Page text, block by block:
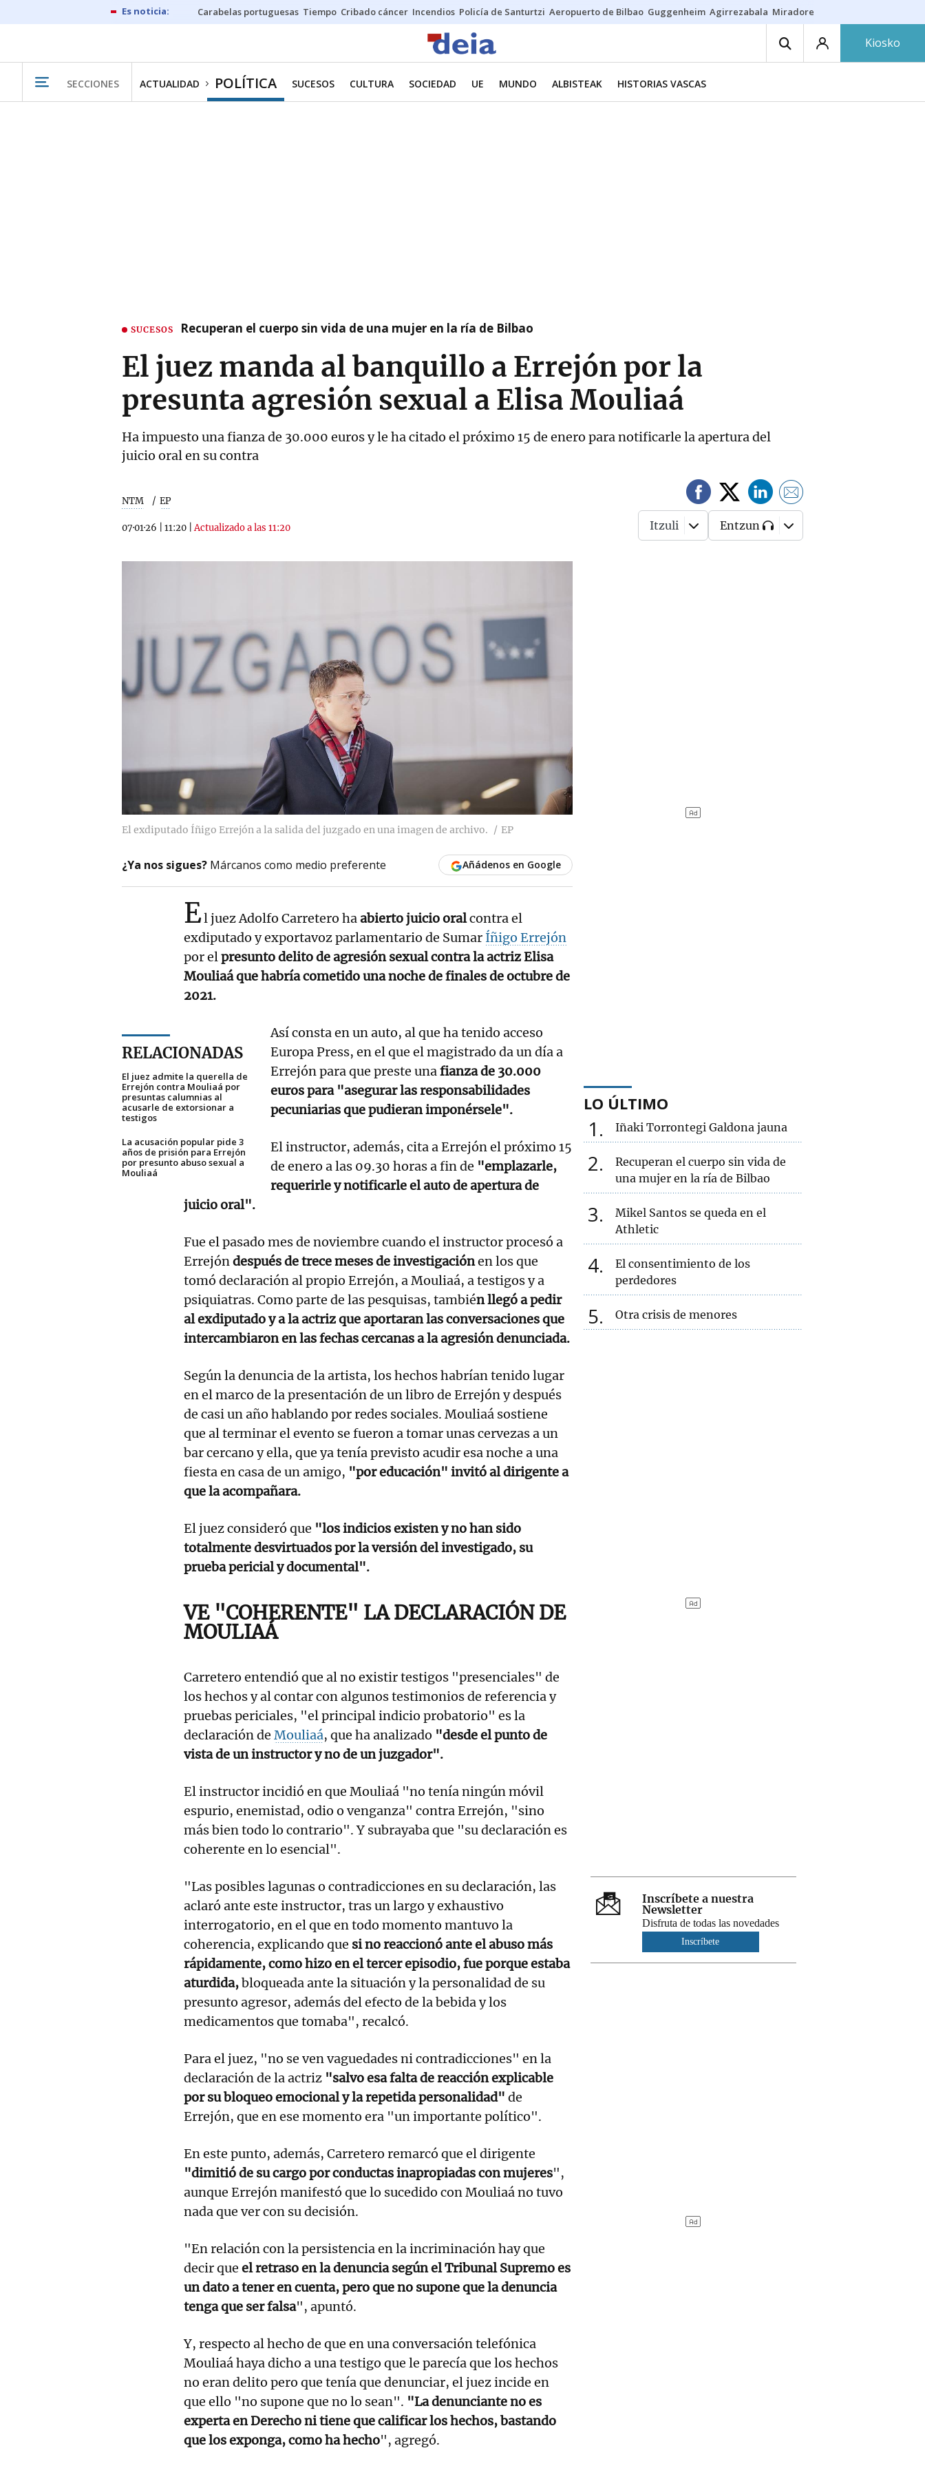
Carabelas portuguesas Tiempo Cribado cáncer Incendios Policía de Santurtzi Aeropuerto de Bilbao Guggenheim Agirrezabala Miradores en Bilbao
Kiosko
SECCIONES ACTUALIDAD POLÍTICA SUCESOS CULTURA SOCIEDAD UE MUNDO ALBISTEAK HISTORIAS VASCAS
SUCESOS Recuperan el cuerpo sin vida de una mujer en la ría de Bilbao
El juez manda al banquillo a Errejón por la
presunta agresión sexual a Elisa Mouliaá
Ha impuesto una fianza de 30.000 euros y le ha citado el próximo 15 de enero para notificarle la apertura del
juicio oral en su contra
NTM EP
07·01·26 11:20 |Actualizado a las 11:20 Itzuli Entzun
El exdiputado Íñigo Errejón a la salida del juzgado en una imagen de archivo. EP
¿Ya nos sigues? Márcanos como medio preferente Añádenos en Google
El juez Adolfo Carretero haabierto juicio oralcontra el
exdiputado y exportavoz parlamentario de Sumar Íñigo Errejón
por elpresunto delito de agresión sexual contra la actriz Elisa
Mouliaá que habría cometido una noche de finales de octubre de
2021.
RELACIONADAS
El juez admite la querella de
Errejón contra Mouliaá por
presuntas calumnias al
acusarle de extorsionar a
testigos
La acusación popular pide 3
años de prisión para Errejón
por presunto abuso sexual a
Mouliaá
Así consta en un auto, al que ha tenido acceso
Europa Press, en el que el magistrado da un día a
Errejón para que preste unafianza de 30.000
euros para "asegurar las responsabilidades
pecuniarias que pudieran imponérsele".
El instructor, además, cita a Errejón el próximo 15
de enero a las 09.30 horas a fin de "emplazarle,
requerirle y notificarle el auto de apertura de
juicio oral".
Fue el pasado mes de noviembre cuando el instructor procesó a
Errejóndespués de trece meses de investigaciónen los que
tomó declaración al propio Errejón, a Mouliaá, a testigos y a
psiquiatras. Como parte de las pesquisas, también llegó a pedir
al exdiputado y a la actriz que aportaran las conversaciones que
intercambiaron en las fechas cercanas a la agresión denunciada.
Según la denuncia de la artista, los hechos habrían tenido lugar
en el marco de la presentación de un libro de Errejón y después
de casi un año hablando por redes sociales. Mouliaá sostiene
que al terminar el evento se fueron a tomar unas cervezas a un
bar cercano y ella, que ya tenía previsto acudir esa noche a una
fiesta en casa de un amigo, "por educación" invitó al dirigente a
que la acompañara.
El juez consideró que "los indicios existen y no han sido
totalmente desvirtuados por la versión del investigado, su
prueba pericial y documental".
VE "COHERENTE" LA DECLARACIÓN DE
MOULIAÁ
Carretero entendió que al no existir testigos "presenciales" de
los hechos y al contar con algunos testimonios de referencia y
pruebas periciales, "el principal indicio probatorio" es la
declaración de Mouliaá, que ha analizado "desde el punto de
vista de un instructor y no de un juzgador".
El instructor incidió en que Mouliaá "no tenía ningún móvil
espurio, enemistad, odio o venganza" contra Errejón, "sino
más bien todo lo contrario". Y subrayaba que "su declaración es
coherente en lo esencial".
"Las posibles lagunas o contradicciones en su declaración, las
aclaró ante este instructor, tras un largo y exhaustivo
interrogatorio, en el que en todo momento mantuvo la
coherencia, explicando que si no reaccionó ante el abuso más
rápidamente, como hizo en el tercer episodio, fue porque estaba
aturdida,bloqueada ante la situación y la personalidad de su
presunto agresor, además del efecto de la bebida y los
medicamentos que tomaba", recalcó.
Para el juez, "no se ven vaguedades ni contradicciones" en la
declaración de la actriz "salvo esa falta de reacción explicable
por su bloqueo emocional y la repetida personalidad" de
Errejón, que en ese momento era "un importante político".
En este punto, además, Carretero remarcó que el dirigente
"dimitió de su cargo por conductas inapropiadas con mujeres",
aunque Errejón manifestó que lo sucedido con Mouliaá no tuvo
nada que ver con su decisión.
"En relación con la persistencia en la incriminación hay que
decir que el retraso en la denuncia según el Tribunal Supremo es
un dato a tener en cuenta, pero que no supone que la denuncia
tenga que ser falsa", apuntó.
Y, respecto al hecho de que en una conversación telefónica
Mouliaá haya dicho a una testigo que le parecía que los hechos
no eran delito pero que tenía que denunciar, el juez incide en
que ello "no supone que no lo sean". "La denunciante no es
experta en Derecho ni tiene que calificar los hechos, bastando
que los exponga, como ha hecho", agregó.
LO ÚLTIMO
1 Iñaki Torrontegi Galdona jauna
2
Recuperan el cuerpo sin vida de
una mujer en la ría de Bilbao
3
Mikel Santos se queda en el
Athletic
4
El consentimiento de los
perdedores
5 Otra crisis de menores
Inscríbete a nuestra
Newsletter
Disfruta de todas las novedades
Inscríbete